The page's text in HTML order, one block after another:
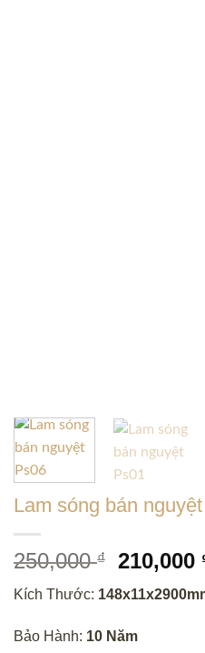
Lam sóng bán
250,000₫
Giá
là:
250,000 ₫.
210,000
Kích Thước:
Bảo Hành: 10 Năm